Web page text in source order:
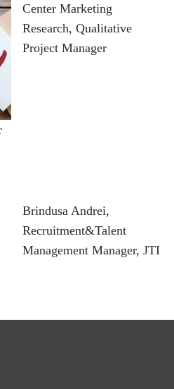
Center Marketing
Research, Qualitative
Project Manager
Brindusa Andrei,
Recruitment&Talent
Management Manager, JTI